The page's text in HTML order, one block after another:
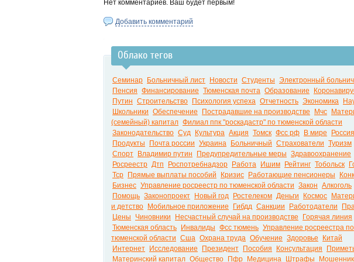
Нет комментариев. Ваш будет первым!
Добавить комментарий
Облако тегов
Семинар Больничный лист Новости Студенты Электронный
Пенсия Финансирование Тюменская почта Образование
Путин Строительство Психология успеха Отчетность Экономика
Школьники Обеспечение Пострадавшие на производстве Мчс
(семейный) капитал Филиал ппк "роскадастр" по тюменской области
Законодательство Суд Культура Акция Томск Фсс рф В мире
Россия
Продукты
Почта россии Украина Больничный Страхователи Туризм
Спорт
Владимир путин Предупредительные меры Здравоохранение
Росреестр Дтп Роспотребнадзор Работа Ишим Рейтинг Тобольск
Тср
Прямые выплаты пособий Кризис Работающие пенсионеры
Бизнес Управление росреестр по тюменской области Закон Алкоголь
Помощь Законопроект Новый год Ростелеком Деньги Космос
и детство
Мобильное приложение Гибдд Санкции Работодатели
Цены
Чиновники Несчастный случай на производстве
Горячая линия
Тюменская область
Инвалиды Фсс тюмень Управление росреестра по
тюменской области Сша Охрана труда Обучение Здоровье
Китай
Интернет
Исследование Президент Пособия Консультация
Материнский капитал Общество Пфр Медицина Штрафы